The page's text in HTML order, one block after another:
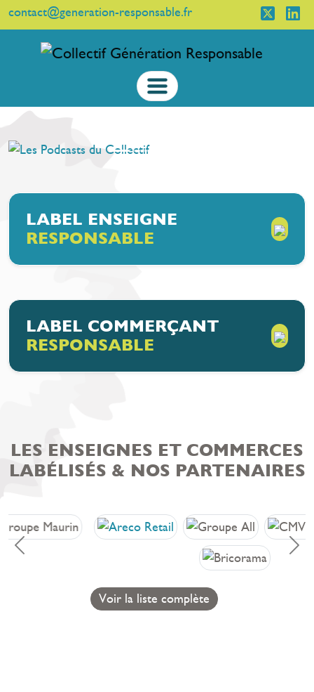
contact@generation-responsable.fr
LABEL ENSEIGNE
RESPONSABLE
LABEL COMMERÇANT
RESPONSABLE
LES ENSEIGNES ET COMMERCES
LABÉLISÉS & NOS PARTENAIRES
Précédent
Voir la liste complète